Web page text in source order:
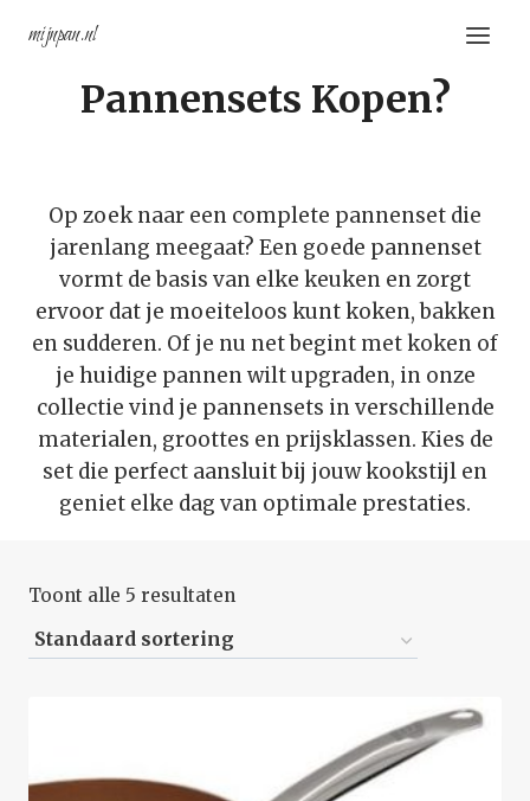
naarmijnpan.nl
Pannensets Kopen?
Op zoek naar een complete pannenset die
jarenlang meegaat? Een goede pannenset
vormt de basis van elke keuken en zorgt
ervoor dat je moeiteloos kunt koken, bakken
en sudderen. Of je nu net begint met koken of
je huidige pannen wilt upgraden, in onze
collectie vind je pannensets in verschillende
materialen, groottes en prijsklassen. Kies de
set die perfect aansluit bij jouw kookstijl en
geniet elke dag van optimale prestaties.
Toont alle 5 resultaten